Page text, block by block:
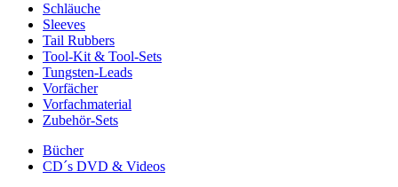
Schläuche
Sleeves
Tail Rubbers
Tool-Kit & Tool-Sets
Tungsten-Leads
Vorfächer
Vorfachmaterial
Zubehör-Sets
Bücher
CD´s DVD & Videos